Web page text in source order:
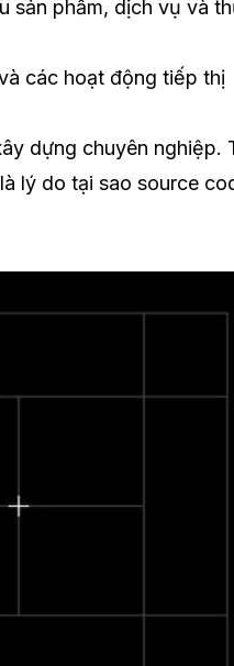
sản phẩm, dịch vụ và
các hoạt động tiếp thị
dựng chuyên nghiệp.
lý do tại sao source